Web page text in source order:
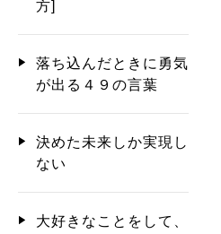
方]
落ち込んだときに勇気
が出る４９の言葉
決めた未来しか実現し
ない
大好きなことをして、